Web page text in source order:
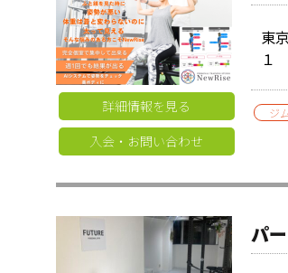
詳細情報を見る
入会・お問い合わせ
東
１
ジ
パ